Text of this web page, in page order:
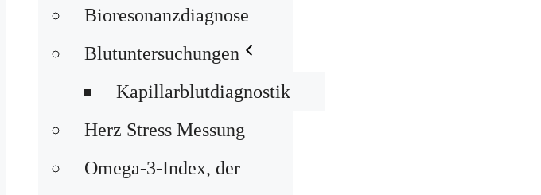
Bioresonanzdiagnose
Blutuntersuchungen
Kapillarblutdiagnostik
Herz Stress Messung
Omega-3-Index, der